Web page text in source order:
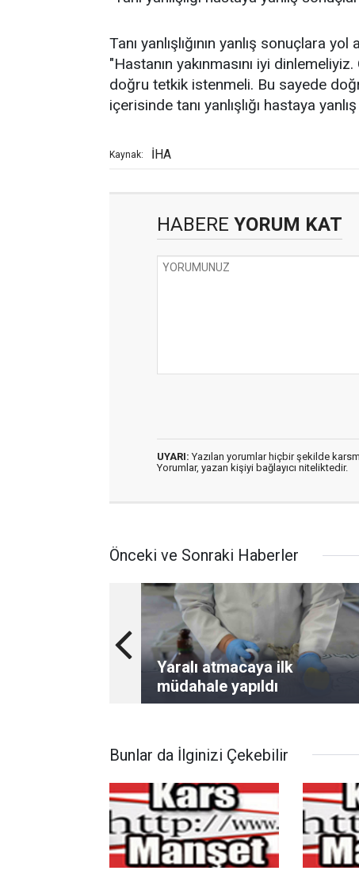
Tanı yanlışlığının yanlış sonuçlara
"Hastanın yakınmasını iyi
doğru tetkik istenmeli. Bu sayede
içerisinde tanı yanlışlığı hastaya
Kaynak: İHA
HABERE YORUM KAT
UYARI: Yazılan yorumlar hiçbir şekilde
Yorumlar, yazan kişiyi bağlayıcı niteliktedir.
Önceki ve Sonraki Haberler
Yaralı atmacaya ilk
müdahale yapıldı
Bunlar da İlginizi Çekebilir